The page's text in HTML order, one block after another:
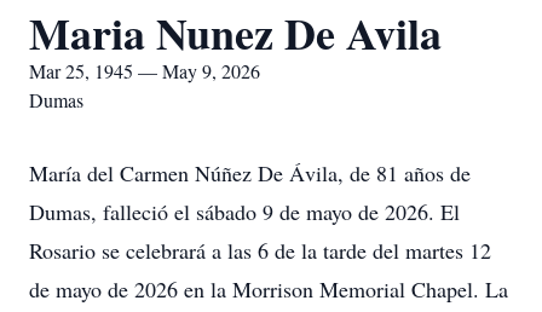
Maria Nunez De Avila
Mar 25, 1945 — May 9, 2026
Dumas
María del Carmen Núñez De Ávila, de 81 años de
Dumas, falleció el sábado 9 de mayo de 2026. El
Rosario se celebrará a las 6 de la tarde del martes 12
de mayo de 2026 en la Morrison Memorial Chapel. La